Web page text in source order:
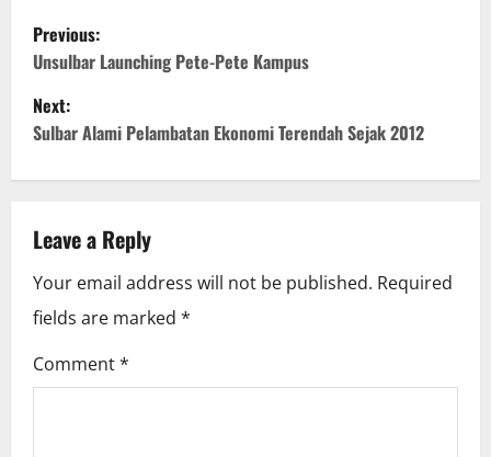
P
o
s
a
v
i
g
Previous:
Unsulbar Launching Pete-Pete Kampus
Next:
Sulbar Alami Pelambatan Ekonomi Terendah Sejak 2012
Leave a Reply
Your email address will not be published. Required
fields are marked *
Comment*